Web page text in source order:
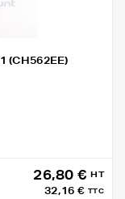
(CH562EE)
26,80 € HT
32,16 € TTC